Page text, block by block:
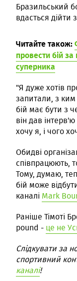
Бразильський
вдасться дійти
Читайте також:
провести бій
суперника
"Я дуже хотів
запитали, з ким
бій має бути з
він дав
хочу я, і чого
Обидві
співпрацюють,
Тому, думаю,
бій може
каналі Mark
Раніше Тімоті
pound - це не
Слідкувати за
спортивний
каналі!